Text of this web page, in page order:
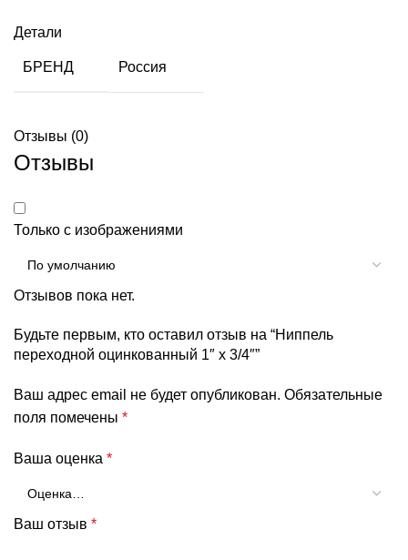
Детали
БРЕНД Россия
Отзывы (0)
Отзывы
Только с изображениями
Отзывов пока нет.
Будьте первым, кто оставил отзыв на “Ниппель
переходной оцинкованный 1″ x 3/4″”
Ваш адрес email не будет опубликован. Обязательные
поля помечены *
Ваша оценка *
Ваш отзыв *